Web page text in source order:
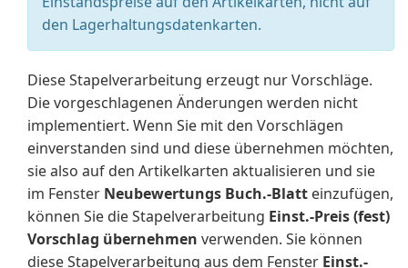
den Lagerhaltungsdatenkarten.
Diese Stapelverarbeitung erzeugt nur Vorschläge.
Die vorgeschlagenen Änderungen werden nicht
implementiert. Wenn Sie mit den Vorschlägen
einverstanden sind und diese übernehmen möchten,
sie also auf den Artikelkarten aktualisieren und sie
im Fenster Neubewertungs Buch.-Blatt einzufügen,
können Sie die Stapelverarbeitung Einst.-Preis (fest)
Vorschlag übernehmen verwenden. Sie können
diese Stapelverarbeitung aus dem Fenster Einst.-